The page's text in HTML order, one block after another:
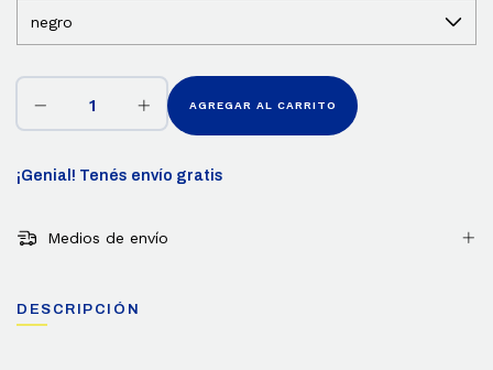
¡Genial! Tenés envío gratis
Medios de envío
DESCRIPCIÓN